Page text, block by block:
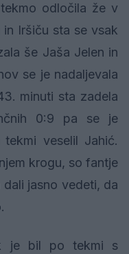
odločila že v
Iršiču sta se vsak
še Jaša Jelen in
se je nadaljevala
minuti sta zadela
0:9 pa se je
veselil Jahić.
krogu, so fantje
jasno vedeti, da
je bil po tekmi s